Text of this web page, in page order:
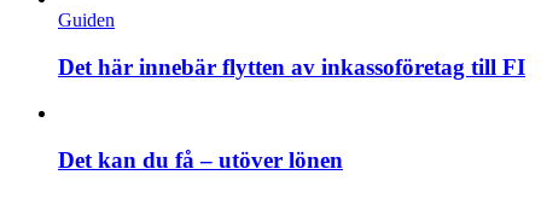
Guiden
Det här innebär flytten av inkassoföretag till FI
Det kan du få – utöver lönen